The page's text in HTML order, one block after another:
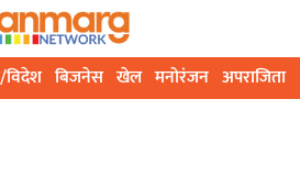
बिजनेस खेल मनोरंजन अपराजिता